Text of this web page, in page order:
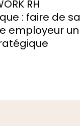
RH
: faire de sa
employeur un